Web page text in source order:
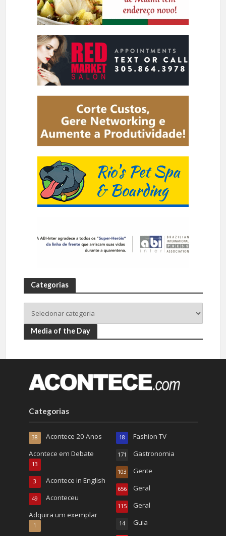
Categorias
Media of the Day
Categorias
Acontece 20 Anos
38
Acontece em Debate
13
Acontece in English
3
Aconteceu
49
Adquira um exemplar
1
Fashion TV
18
Gastronomia
171
Gente
103
Geral
656
Geral
115
Guia
14